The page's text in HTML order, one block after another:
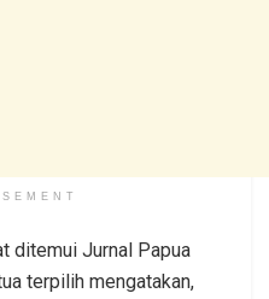
ditemui Jurnal Papua
terpilih mengatakan,